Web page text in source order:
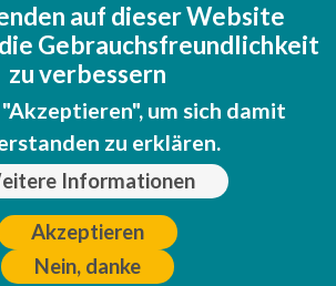
de Desarrollo Regional
de hacer EUROPA
auf dieser Website
Gebrauchsfreundlichkeit
zu verbessern
um sich damit
zu erklären.
Informationen
Akzeptieren
Nein, danke